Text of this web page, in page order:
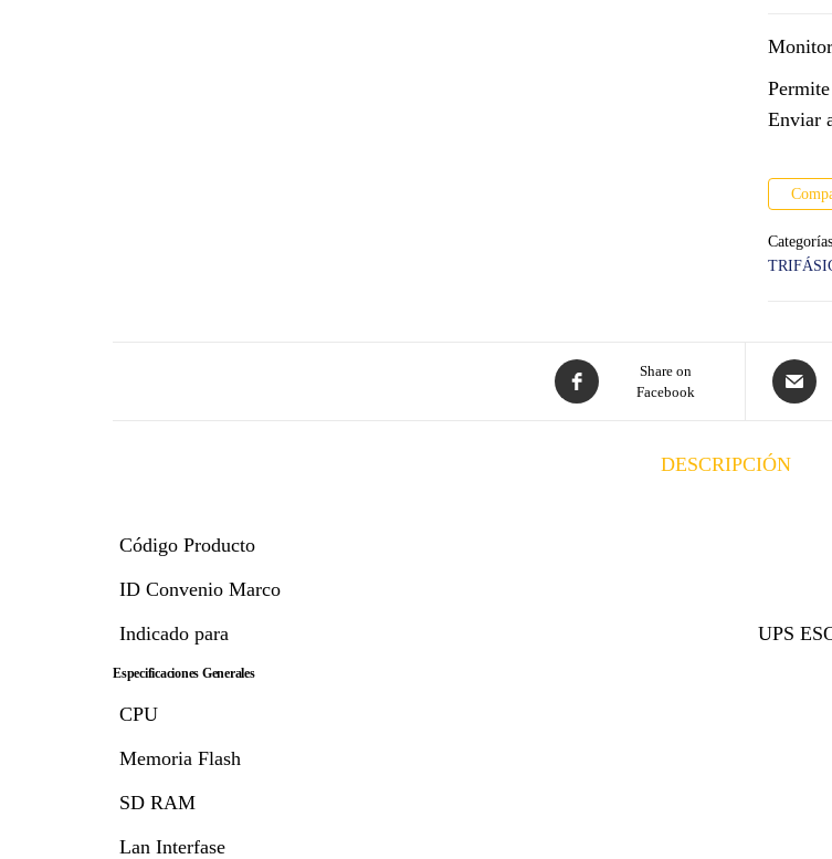
Enviar
Share on
Facebook
DESCRIPCIÓN
Código Producto
ID Convenio Marco
Indicado para
UPS
Especificaciones Generales
CPU
Memoria Flash
SD RAM
Lan Interfase